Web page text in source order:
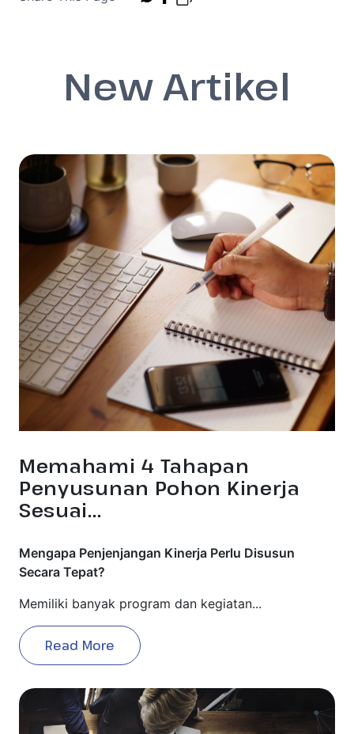
New Artikel
Memahami 4 Tahapan
Penyusunan Pohon Kinerja
Sesuai...
Mengapa Penjenjangan Kinerja Perlu Disusun
Secara Tepat?
Memiliki banyak program dan kegiatan...
Read More